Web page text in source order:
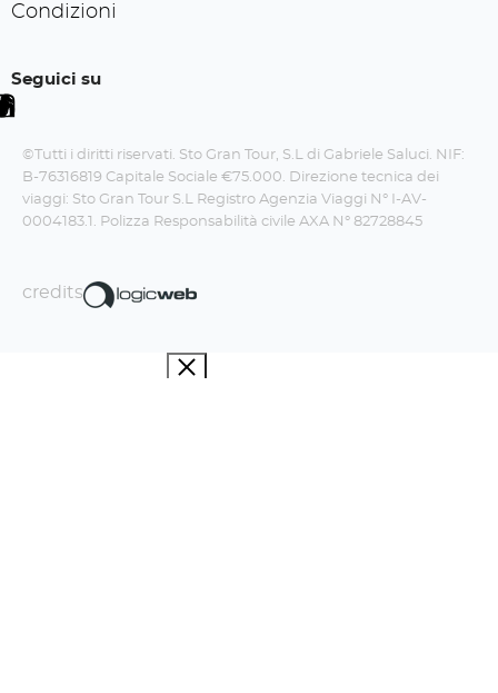
Condizioni
Seguici su
©Tutti i diritti riservati. Sto Gran Tour, S.L di Gabriele Saluci. NIF:
B-76316819 Capitale Sociale €75.000. Direzione tecnica dei
viaggi: Sto Gran Tour S.L Registro Agenzia Viaggi N° I-AV-
0004183.1. Polizza Responsabilità civile AXA N° 82728845
credits